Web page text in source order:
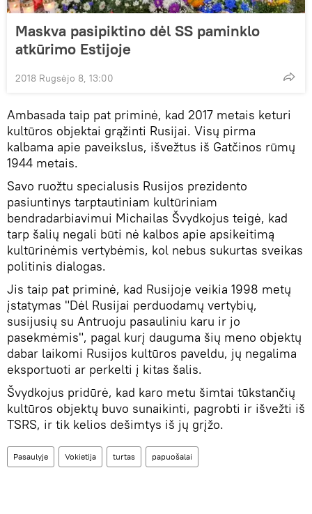
Maskva pasipiktino dėl SS paminklo
atkūrimo Estijoje
2018 Rugsėjo 8, 13:00
Ambasada taip pat priminė, kad 2017 metais keturi
kultūros objektai grąžinti Rusijai. Visų pirma
kalbama apie paveikslus, išvežtus iš Gatčinos rūmų
1944 metais.
Savo ruožtu specialusis Rusijos prezidento
pasiuntinys tarptautiniam kultūriniam
bendradarbiavimui Michailas Švydkojus teigė, kad
tarp šalių negali būti nė kalbos apie apsikeitimą
kultūrinėmis vertybėmis, kol nebus sukurtas sveikas
politinis dialogas.
Jis taip pat priminė, kad Rusijoje veikia 1998 metų
įstatymas "Dėl Rusijai perduodamų vertybių,
susijusių su Antruoju pasauliniu karu ir jo
pasekmėmis", pagal kurį dauguma šių meno objektų
dabar laikomi Rusijos kultūros paveldu, jų negalima
eksportuoti ar perkelti į kitas šalis.
Švydkojus pridūrė, kad karo metu šimtai tūkstančių
kultūros objektų buvo sunaikinti, pagrobti ir išvežti iš
TSRS, ir tik kelios dešimtys iš jų grįžo.
Pasaulyje Vokietija turtas papuošalai